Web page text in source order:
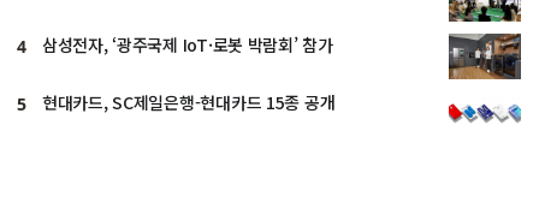
4 삼성전자, ‘광주국제 IoT·로봇 박람회’ 참가
5 현대카드, SC제일은행-현대카드 15종 공개